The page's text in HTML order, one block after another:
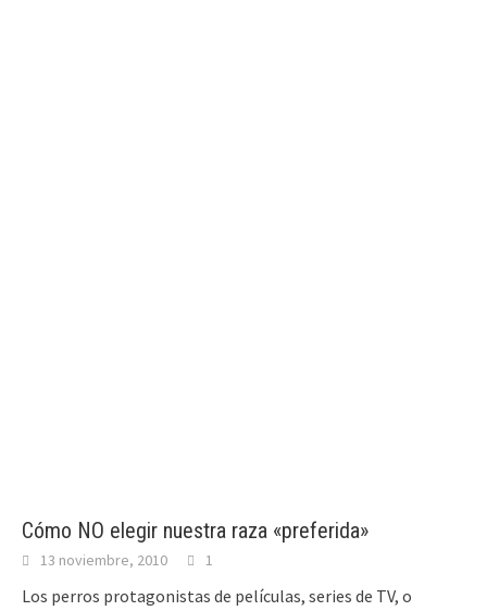
Cómo NO elegir nuestra raza «preferida»
13 noviembre, 2010 1
Los perros protagonistas de películas, series de TV, o